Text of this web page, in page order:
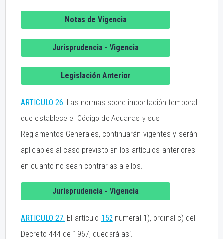
Notas de Vigencia
Jurisprudencia - Vigencia
Legislación Anterior
ARTICULO 26. Las normas sobre importación temporal
que establece el Código de Aduanas y sus
Reglamentos Generales, continuarán vigentes y serán
aplicables al caso previsto en los artículos anteriores
en cuanto no sean contrarias a ellos.
Jurisprudencia - Vigencia
ARTICULO 27. El artículo 152numeral 1), ordinal c) del
Decreto 444 de 1967, quedará así.